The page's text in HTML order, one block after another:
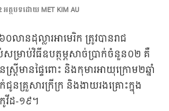
អត្ថបទដោយ MET KIM AU
លានដុល្លារអាមេរិក ត្រូវបានរាជ
ស់សម្រាប់វិធីឧបត្ថម្ភសាច់ប្រាក់ចំនួន០២ គឺ
ស្ត្រីមានផ្ទៃពោះ និងកុមារអាយុក្រោម២ឆ្នាំ
ជូនគ្រួសារក្រីក្រ និងងាយរងគ្រោះក្នុង
ដ-១៩។